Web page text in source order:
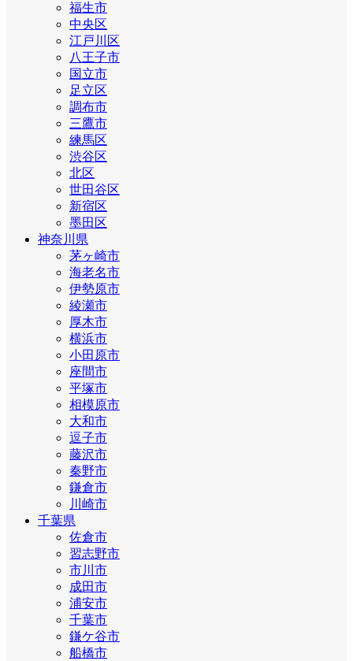
福生市
中央区
江戸川区
八王子市
国立市
足立区
調布市
三鷹市
練馬区
渋谷区
北区
世田谷区
新宿区
墨田区
神奈川県
茅ヶ崎市
海老名市
伊勢原市
綾瀬市
厚木市
横浜市
小田原市
座間市
平塚市
相模原市
大和市
逗子市
藤沢市
秦野市
鎌倉市
川崎市
千葉県
佐倉市
習志野市
市川市
成田市
浦安市
千葉市
鎌ケ谷市
船橋市